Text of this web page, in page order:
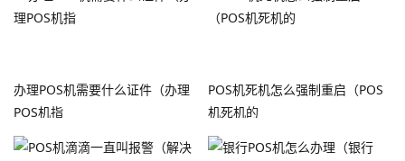
办理POS机需要什么证件（办理
POS机指
POS机死机怎么强制重启（POS
机死机的